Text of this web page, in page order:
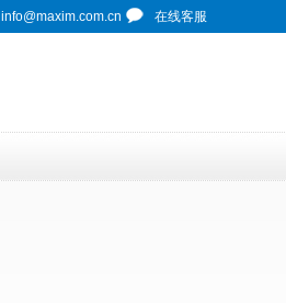
info@maxim.com.cn 在线客服